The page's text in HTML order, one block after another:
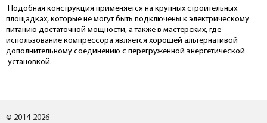
Подобная конструкция применяется на крупных строительных
площадках, которые не могут быть подключены к электрическому
питанию достаточной мощности, а также в мастерских, где
использование компрессора является хорошей альтернативой
дополнительному соединению с перегруженной энергетической
установкой.
© 2014-2026